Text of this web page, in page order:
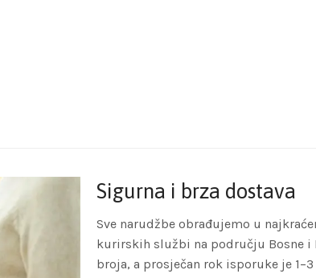
Sigurna i brza dostava
Sve narudžbe obrađujemo u
kurirskih službi na području Bosne i
broja, a prosječan rok isporuke je 1–3